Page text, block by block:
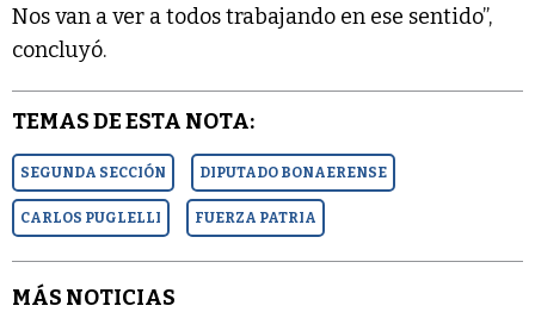
Nos van a ver a todos trabajando en ese sentido”,
concluyó.
TEMAS DE ESTA NOTA:
SEGUNDA SECCIÓN DIPUTADO BONAERENSE
CARLOS PUGLELLI FUERZA PATRIA
MÁS NOTICIAS